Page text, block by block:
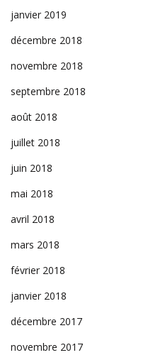
janvier 2019
décembre 2018
novembre 2018
septembre 2018
août 2018
juillet 2018
juin 2018
mai 2018
avril 2018
mars 2018
février 2018
janvier 2018
décembre 2017
novembre 2017